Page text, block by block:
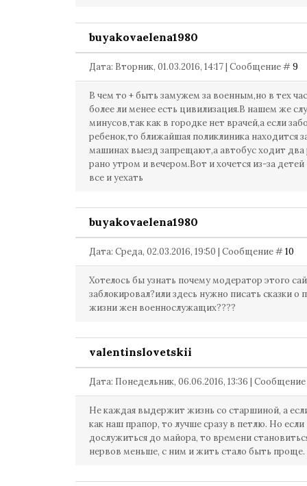
buyakovaelena1980
Дата: Вторник, 01.03.2016, 14:17 | Сообщение #9
В чем то + быть замужем за военным,но в тех
более ли менее есть цивилизация.В нашем же
минусов,так как в городке нет врачей,а если
ребенок,то ближайшая поликлиника находится
машинах выезд запрещают,а автобус ходит два
рано утром и вечером.Вот и хочется из-за
все и уехать
buyakovaelena1980
Дата: Среда, 02.03.2016, 19:50 | Сообщение #10
Хотелось бы узнать почему модератор этого
заблокировал?или здесь нужно писать сказки о
жизни жен военнослужащих????
valentinslovetskii
Дата: Понедельник, 06.06.2016, 13:36 |
Не каждая выдержит жизнь со старшиной, а
как наш прапор, то лучше сразу в петлю. Но если
дослужиться до майора, то времени
нервов меньше, с ним и жить стало быть проще.